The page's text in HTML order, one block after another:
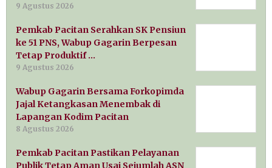
9 Agustus 2026
Pemkab Pacitan Serahkan SK Pensiun
ke 51 PNS, Wabup Gagarin Berpesan
Tetap Produktif …
9 Agustus 2026
Wabup Gagarin Bersama Forkopimda
Jajal Ketangkasan Menembak di
Lapangan Kodim Pacitan
8 Agustus 2026
Pemkab Pacitan Pastikan Pelayanan
Publik Tetap Aman Usai Sejumlah ASN